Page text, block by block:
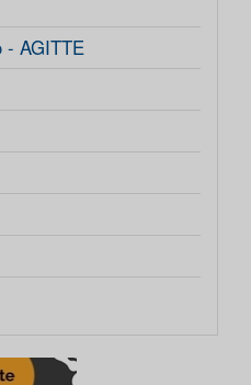
- AGITTE